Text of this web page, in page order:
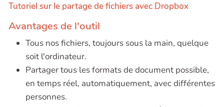
Tutoriel sur le partage de fichiers avec Dropbox
Avantages de l'outil
Tous nos fichiers, toujours sous la main, quelque
soit l'ordinateur.
Partager tous les formats de document possible,
en temps réel, automatiquement, avec différentes
personnes.